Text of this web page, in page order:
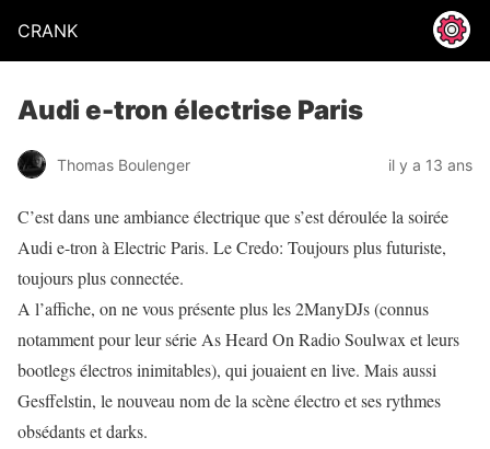
CRANK
Audi e-tron électrise Paris
Thomas Boulenger il y a 13 ans
C’est dans une ambiance électrique que s’est déroulée la soirée
Audi e-tron à Electric Paris. Le Credo: Toujours plus futuriste,
toujours plus connectée.
A l’affiche, on ne vous présente plus les 2ManyDJs (connus
notamment pour leur série As Heard On Radio Soulwax et leurs
bootlegs électros inimitables), qui jouaient en live. Mais aussi
Gesffelstin, le nouveau nom de la scène électro et ses rythmes
obsédants et darks.